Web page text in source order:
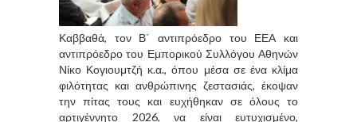
Καββαθά, τον Β΄ αντιπρόεδρο του ΕΕΑ και
αντιπρόεδρο του Εμπορικού Συλλόγου Αθηνών
Νίκο Κογιουμτζή κ.α., όπου μέσα σε ένα κλίμα
φιλότητας και ανθρώπινης ζεστασιάς, έκοψαν
την πίτας τους και ευχήθηκαν σε όλους το
αρτιγέννητο 2026, να είναι ευτυχισμένο,